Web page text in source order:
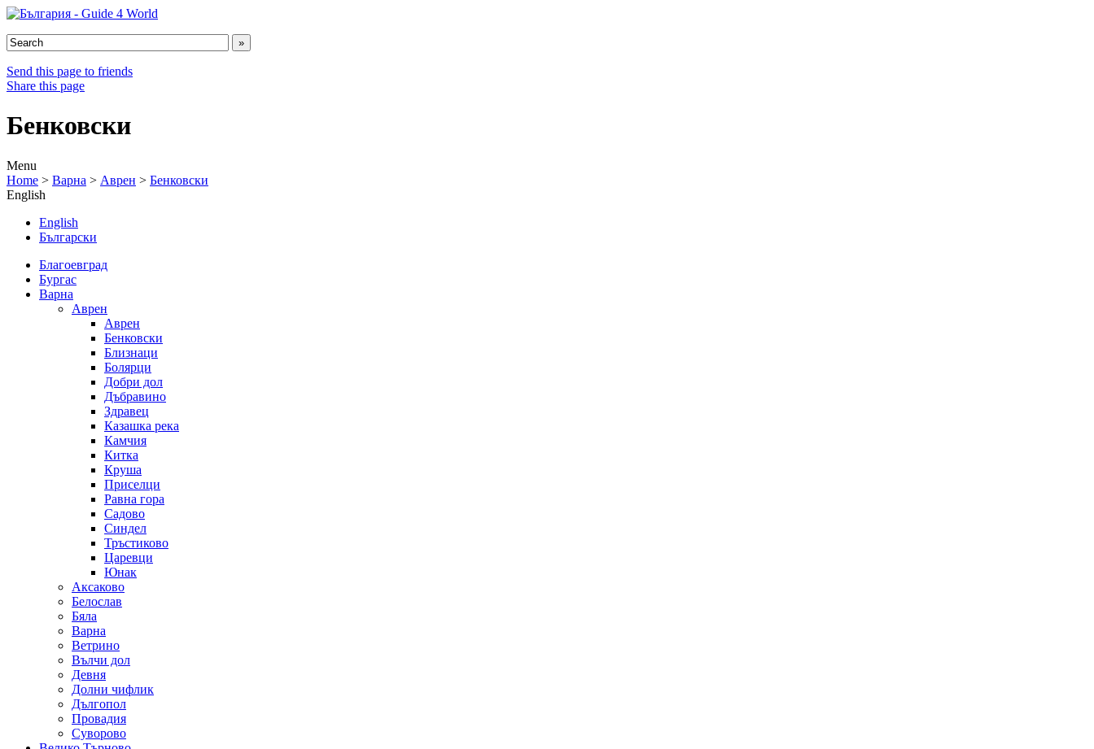
Send this page to friends
Share this page
Бенковски
Menu
Home > Варна > Аврен > Бенковски
English
English
Български
Благоевград
Бургас
Варна
Аврен
Аврен
Бенковски
Близнаци
Болярци
Добри дол
Дъбравино
Здравец
Казашка река
Камчия
Китка
Круша
Приселци
Равна гора
Садово
Синдел
Тръстиково
Царевци
Юнак
Аксаково
Белослав
Бяла
Варна
Ветрино
Вълчи дол
Девня
Долни чифлик
Дългопол
Провадия
Суворово